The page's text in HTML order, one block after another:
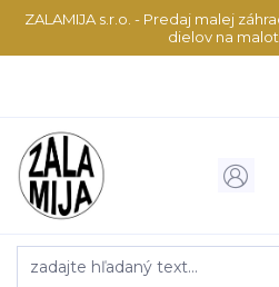
ZALAMIJA s.r.o. - Predaj malej
dielov na